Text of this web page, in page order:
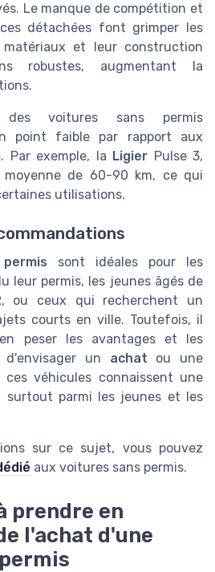
Le manque de compétition et
détachées font grimper les
et leur construction
robustes, augmentant la
des voitures sans permis
point faible par rapport aux
Par exemple, la Ligier Pulse 3,
de 60-90 km, ce qui
utilisations.
sont idéales pour les
leur permis, les jeunes âgés de
ou ceux qui recherchent un
courts en ville. Toutefois, il
peser les avantages et les
d'envisager un achat ou une
ces véhicules connaissent une
surtout parmi les jeunes et les
sur ce sujet, vous pouvez
aux voitures sans permis.
prendre en
l'achat d'une